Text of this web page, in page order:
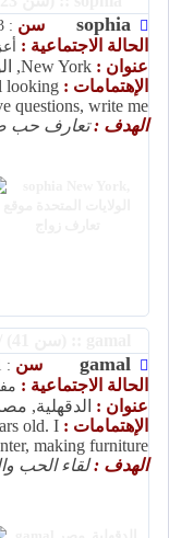
sophia سن : 23 سنة.
الحالة الاجتماعية :
عنوان : New York, الولايات المتحدة
الإهتمامات : looking
write me, ...
الهدف :تعارف حب
gamal سن : 41 سنة.
الحالة الاجتماعية :
عنوان : الدقهلية,
الإهتمامات : old. I
making furniture...
الهدف :لقاء الحب